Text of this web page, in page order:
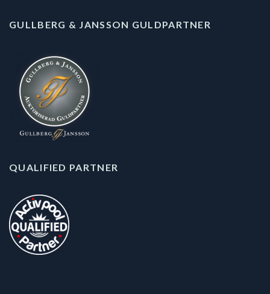
GULLBERG & JANSSON GULDPARTNER
QUALIFIED PARTNER